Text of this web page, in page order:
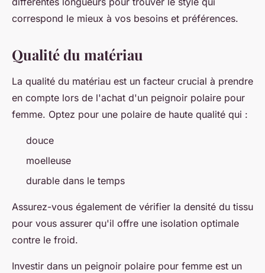
correspond le mieux à vos besoins et préférences.
Qualité du matériau
La qualité du matériau est un facteur crucial à prendre
en compte lors de l'achat d'un peignoir polaire pour
femme. Optez pour une polaire de haute qualité qui :
douce
moelleuse
durable dans le temps
Assurez-vous également de vérifier la densité du tissu
pour vous assurer qu'il offre une isolation optimale
contre le froid.
Investir dans un peignoir polaire pour femme est un